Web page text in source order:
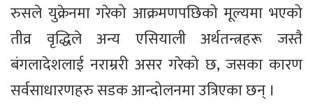
रुसले युक्रेनमा गरेको आक्रमणपछिको मूल्यमा भएको
तीव्र वृद्धिले अन्य एसियाली अर्थतन्त्रहरू जस्तै
बंगलादेशलाई नराम्ररी असर गरेको छ, जसका कारण
सर्वसाधारणहरु सडक आन्दोलनमा उत्रिएका छन् ।